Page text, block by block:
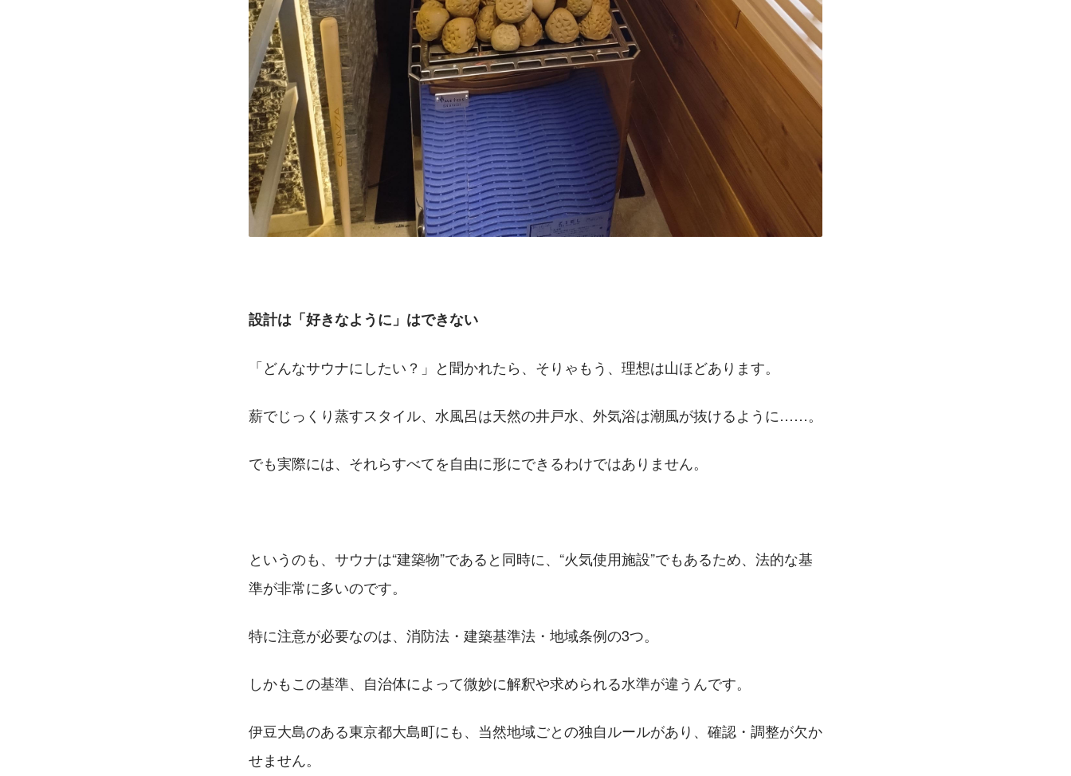
設計は「好きなように」はできない
「どんなサウナにしたい？」と聞かれたら、そりゃもう、理想は山ほどあります。
薪でじっくり蒸すスタイル、水風呂は天然の井戸水、外気浴は潮風が抜けるように……。
でも実際には、それらすべてを自由に形にできるわけではありません。
というのも、サウナは“建築物”であると同時に、“火気使用施設”でもあるため、法的な基
準が非常に多いのです。
特に注意が必要なのは、消防法・建築基準法・地域条例の3つ。
しかもこの基準、自治体によって微妙に解釈や求められる水準が違うんです。
伊豆大島のある東京都大島町にも、当然地域ごとの独自ルールがあり、確認・調整が欠か
せません。